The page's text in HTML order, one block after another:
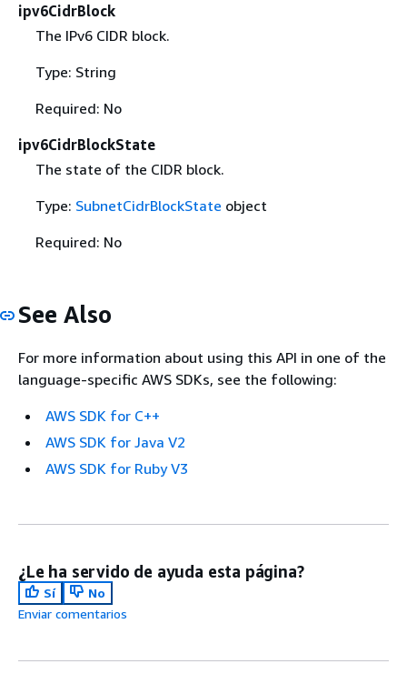
ipv6CidrBlock
The IPv6 CIDR block.
Type: String
Required: No
ipv6CidrBlockState
The state of the CIDR block.
Type: SubnetCidrBlockState object
Required: No
See Also
For more information about using this API in one of the
language-specific AWS SDKs, see the following:
AWS SDK for C++
AWS SDK for Java V2
AWS SDK for Ruby V3
¿Le ha servido de ayuda esta página?
Sí
No
Enviar comentarios